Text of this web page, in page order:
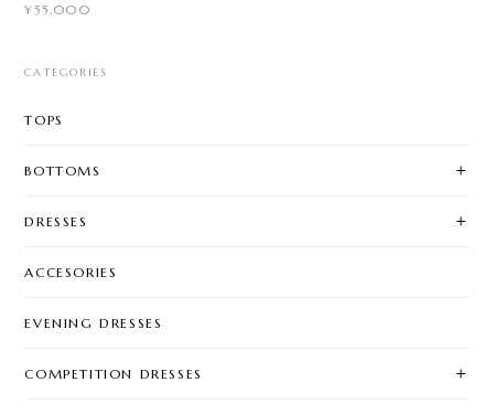
¥55,000
CATEGORIES
TOPS
BOTTOMS
DRESSES
ACCESORIES
EVENING DRESSES
COMPETITION DRESSES